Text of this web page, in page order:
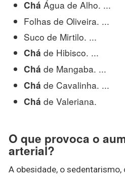
Chá Água de Alho. ...
Folhas de Oliveira. ...
Suco de Mirtilo. ...
Chá de Hibisco. ...
Chá de Mangaba. ...
Chá de Cavalinha. ...
Chá de Valeriana.
O que provoca o
arterial?
A obesidade, o